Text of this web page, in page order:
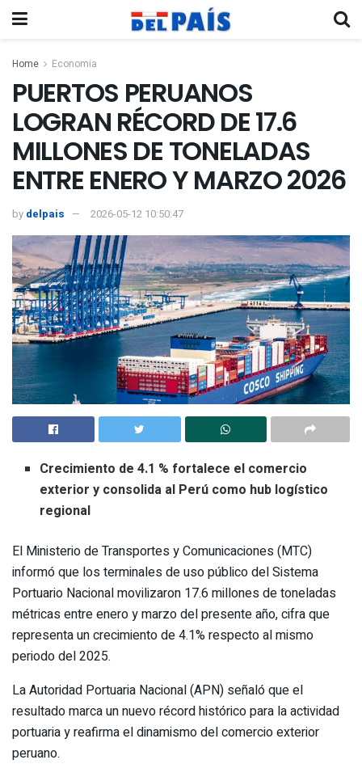
Home Economia
PUERTOS PERUANOS
LOGRAN RÉCORD DE 17.6
MILLONES DE TONELADAS
ENTRE ENERO Y MARZO 2026
by delpais 2026-05-12 10:50:47
Crecimiento de 4.1 % fortalece el comercio
exterior y consolida al Perú como hub logístico
regional
El Ministerio de Transportes y Comunicaciones (MTC)
informó que los terminales de uso público del Sistema
Portuario Nacional movilizaron 17.6 millones de toneladas
métricas entre enero y marzo del presente año, cifra que
representa un crecimiento de 4.1% respecto al mismo
periodo del 2025.
La Autoridad Portuaria Nacional (APN) señaló que el
resultado marca un nuevo récord histórico para la actividad
portuaria y reafirma el dinamismo del comercio exterior
peruano.